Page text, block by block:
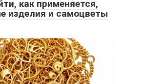
как применяется,
изделия и самоцветы